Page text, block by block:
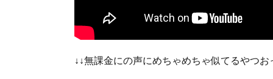
↓↓無課金にの声にめちゃめちゃ似てるやつお